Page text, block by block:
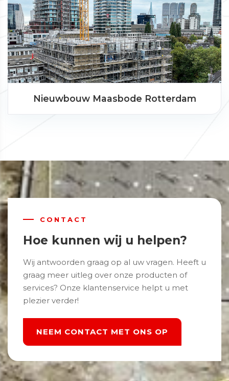
Nieuwbouw Maasbode Rotterdam
CONTACT
Hoe kunnen wij u helpen?
Wij antwoorden graag op al uw vragen. Heeft u
graag meer uitleg over onze producten of
services? Onze klantenservice helpt u met
plezier verder!
NEEM CONTACT MET ONS OP